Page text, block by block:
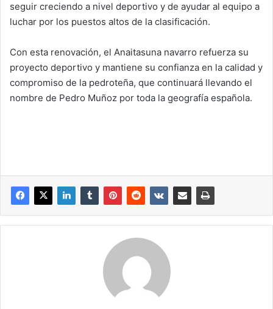
seguir creciendo a nivel deportivo y de ayudar al equipo a
luchar por los puestos altos de la clasificación.
Con esta renovación, el Anaitasuna navarro refuerza su
proyecto deportivo y mantiene su confianza en la calidad y
compromiso de la pedroteña, que continuará llevando el
nombre de Pedro Muñoz por toda la geografía española.